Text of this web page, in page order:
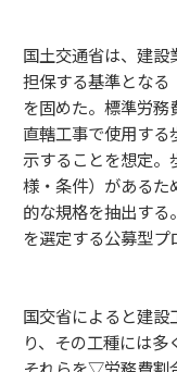
国土交通省は、建
担保する基準となる
を固めた。標準労
直轄工事で使用す
示することを想定。
様・条件）があるた
的な規格を抽出す
を選定する公募型プ
国交省によると建
り、その工種には多
それらを▽労務費割